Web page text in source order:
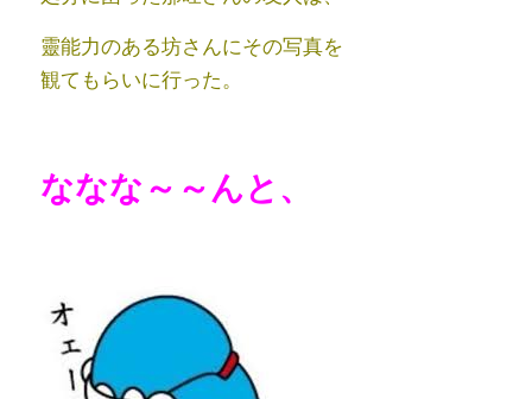
靈能力のある坊さんにその写真を
観てもらいに行った。
ななな～～んと、